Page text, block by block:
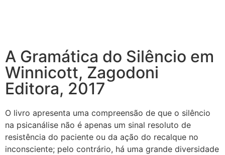
A Gramática do Silêncio em
Winnicott, Zagodoni
Editora, 2017
O livro apresenta uma compreensão de que o silêncio
na psicanálise não é apenas um sinal resoluto de
resistência do paciente ou da ação do recalque no
inconsciente; pelo contrário, há uma grande diversidade